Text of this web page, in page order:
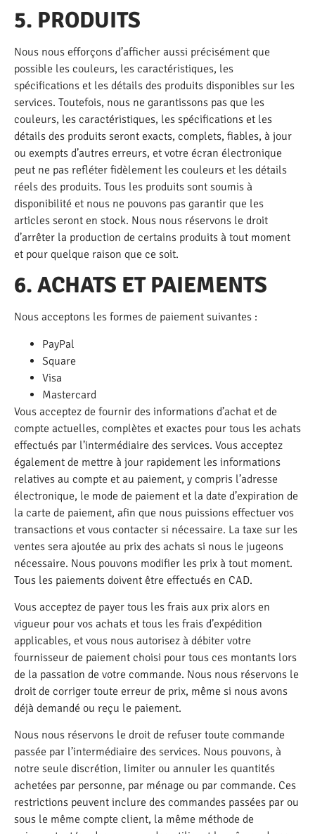
5. PRODUITS
Nous nous efforçons d’afficher aussi précisément que
possible les couleurs, les caractéristiques, les
spécifications et les détails des produits disponibles sur les
services. Toutefois, nous ne garantissons pas que les
couleurs, les caractéristiques, les spécifications et les
détails des produits seront exacts, complets, fiables, à jour
ou exempts d’autres erreurs, et votre écran électronique
peut ne pas refléter fidèlement les couleurs et les détails
réels des produits. Tous les produits sont soumis à
disponibilité et nous ne pouvons pas garantir que les
articles seront en stock. Nous nous réservons le droit
d’arrêter la production de certains produits à tout moment
et pour quelque raison que ce soit.
6. ACHATS ET PAIEMENTS
Nous acceptons les formes de paiement suivantes :
PayPal
Square
Visa
Mastercard
Vous acceptez de fournir des informations d’achat et de
compte actuelles, complètes et exactes pour tous les achats
effectués par l’intermédiaire des services. Vous acceptez
également de mettre à jour rapidement les informations
relatives au compte et au paiement, y compris l’adresse
électronique, le mode de paiement et la date d’expiration de
la carte de paiement, afin que nous puissions effectuer vos
transactions et vous contacter si nécessaire. La taxe sur les
ventes sera ajoutée au prix des achats si nous le jugeons
nécessaire. Nous pouvons modifier les prix à tout moment.
Tous les paiements doivent être effectués en CAD.
Vous acceptez de payer tous les frais aux prix alors en
vigueur pour vos achats et tous les frais d’expédition
applicables, et vous nous autorisez à débiter votre
fournisseur de paiement choisi pour tous ces montants lors
de la passation de votre commande. Nous nous réservons le
droit de corriger toute erreur de prix, même si nous avons
déjà demandé ou reçu le paiement.
Nous nous réservons le droit de refuser toute commande
passée par l’intermédiaire des services. Nous pouvons, à
notre seule discrétion, limiter ou annuler les quantités
achetées par personne, par ménage ou par commande. Ces
restrictions peuvent inclure des commandes passées par ou
sous le même compte client, la même méthode de